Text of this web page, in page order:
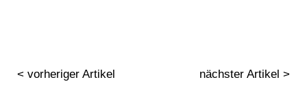
< vorheriger Artikel nächster Artikel >